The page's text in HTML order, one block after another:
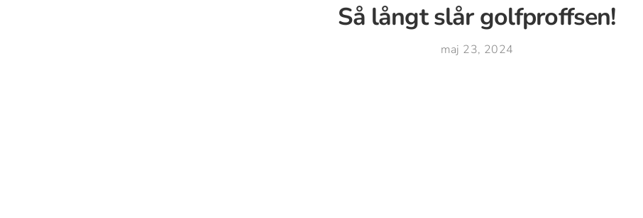
Så långt slår golfproffsen!
maj 23, 2024